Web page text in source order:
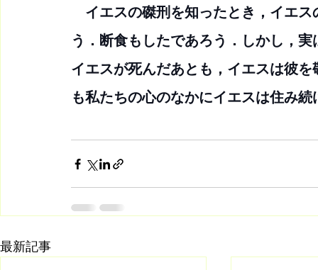
イエスの磔刑を知ったとき，イエス
う．断食もしたであろう．しかし，
イエスが死んだあとも，イエスは彼
も私たちの心のなかにイエスは住み続
最新記事